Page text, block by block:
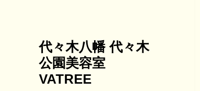
代々木八幡 代々木
公園美容室
VATREE